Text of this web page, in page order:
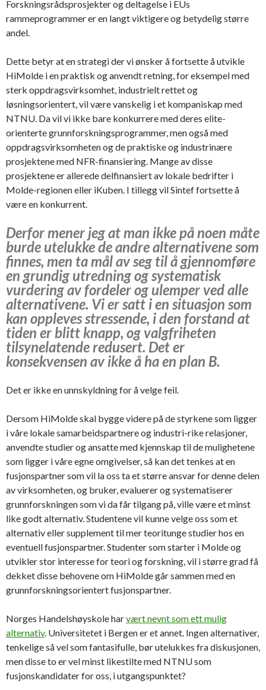
Forskningsrådsprosjekter og deltagelse i EUs
rammeprogrammer er en langt viktigere og betydelig større
andel.
Dette betyr at en strategi der vi ønsker å fortsette å utvikle
HiMolde i en praktisk og anvendt retning, for eksempel med
sterk oppdragsvirksomhet, industrielt rettet og
løsningsorientert, vil være vanskelig i et kompaniskap med
NTNU. Da vil vi ikke bare konkurrere med deres elite-
orienterte grunnforskningsprogrammer, men også med
oppdragsvirksomheten og de praktiske og industrinære
prosjektene med NFR-finansiering. Mange av disse
prosjektene er allerede delfinansiert av lokale bedrifter i
Molde-regionen eller iKuben. I tillegg vil Sintef fortsette å
være en konkurrent.
Derfor mener jeg at man ikke på noen måte
burde utelukke de andre alternativene som
finnes, men ta mål av seg til å gjennomføre
en grundig utredning og systematisk
vurdering av fordeler og ulemper ved alle
alternativene. Vi er satt i en situasjon som
kan oppleves stressende, i den forstand at
tiden er blitt knapp, og valgfriheten
tilsynelatende redusert. Det er
konsekvensen av ikke å ha en plan B.
Det er ikke en unnskyldning for å velge feil.
Dersom HiMolde skal bygge videre på de styrkene som ligger
i våre lokale samarbeidspartnere og industri-rike relasjoner,
anvendte studier og ansatte med kjennskap til de mulighetene
som ligger i våre egne omgivelser, så kan det tenkes at en
fusjonspartner som vil la oss ta et større ansvar for denne delen
av virksomheten, og bruker, evaluerer og systematiserer
grunnforskningen som vi da får tilgang på, ville være et minst
like godt alternativ. Studentene vil kunne velge oss som et
alternativ eller supplement til mer teoritunge studier hos en
eventuell fusjonspartner. Studenter som starter i Molde og
utvikler stor interesse for teori og forskning, vil i større grad få
dekket disse behovene om HiMolde går sammen med en
grunnforskningsorientert fusjonspartner.
Norges Handelshøyskole harvært nevnt som ett mulig
alternativ. Universitetet i Bergen er et annet. Ingen alternativer,
tenkelige så vel som fantasifulle, bør utelukkes fra diskusjonen,
men disse to er vel minst likestilte med NTNU som
fusjonskandidater for oss, i utgangspunktet?